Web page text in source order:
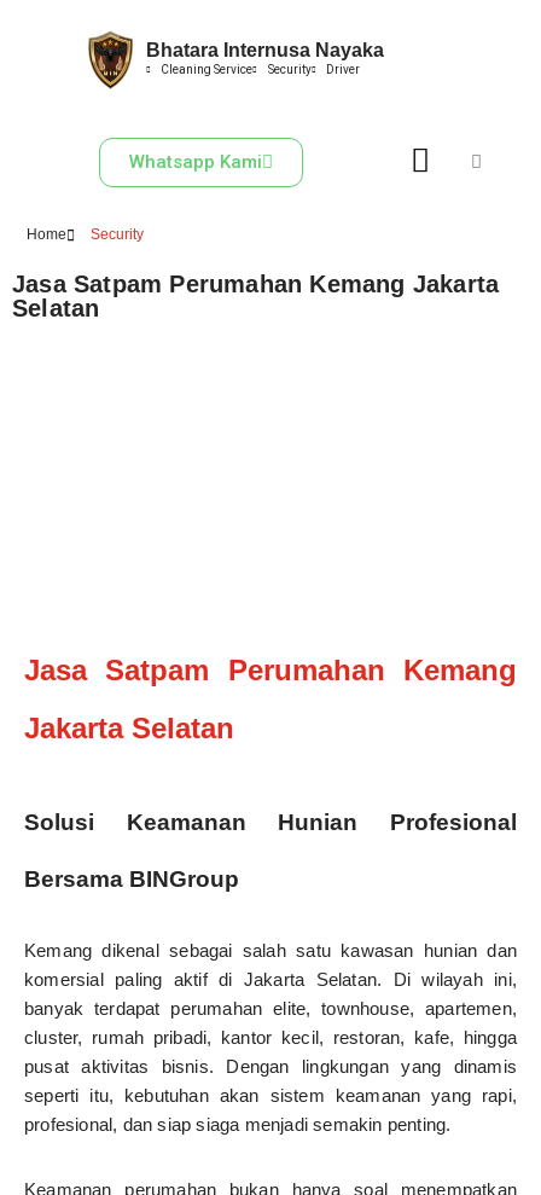
Bhatara Internusa Nayaka
Cleaning Service Security Driver
Whatsapp Kami
Home Security
Jasa Satpam Perumahan Kemang Jakarta
Selatan
Jasa Satpam Perumahan Kemang
Jakarta Selatan
Solusi Keamanan Hunian Profesional
Bersama BINGroup
Kemang dikenal sebagai salah satu kawasan hunian dan
komersial paling aktif di Jakarta Selatan. Di wilayah ini,
banyak terdapat perumahan elite, townhouse, apartemen,
cluster, rumah pribadi, kantor kecil, restoran, kafe, hingga
pusat aktivitas bisnis. Dengan lingkungan yang dinamis
seperti itu, kebutuhan akan sistem keamanan yang rapi,
profesional, dan siap siaga menjadi semakin penting.
Keamanan perumahan bukan hanya soal menempatkan